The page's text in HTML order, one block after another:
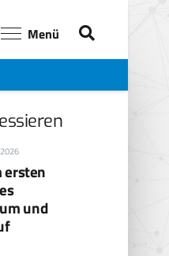
Menü
ersten
und